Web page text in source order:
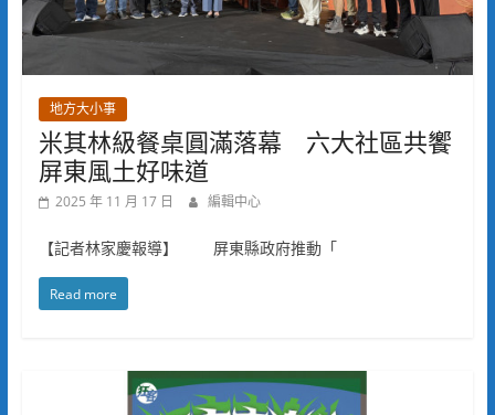
地方大小事
米其林級餐桌圓滿落幕 六大社區共饗
屏東風土好味道
2025 年 11 月 17 日 編輯中心
【記者林家慶報導】 屏東縣政府推動「
Read more